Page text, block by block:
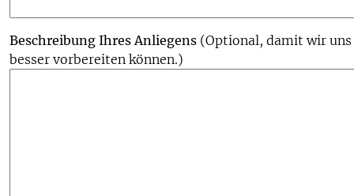
Beschreibung Ihres Anliegens (Optional, damit wir uns
besser vorbereiten können.)